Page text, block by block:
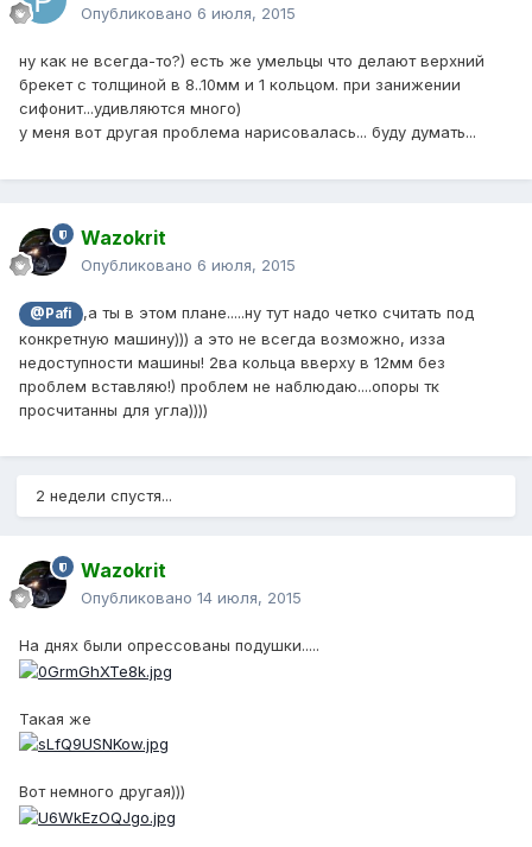
Опубликовано 6 июля, 2015
ну как не всегда-то?) есть же умельцы что делают верхний
брекет с толщиной в 8..10мм и 1 кольцом. при занижении
сифонит...удивляются много)
у меня вот другая проблема нарисовалась... буду думать...
Wazokrit
Опубликовано 6 июля, 2015
@Pafi
,а ты в этом плане.....ну тут надо четко считать под
конкретную машину))) а это не всегда возможно, изза
недоступности машины! 2ва кольца вверху в 12мм без
проблем вставляю!) проблем не наблюдаю....опоры тк
просчитанны для угла))))
2 недели спустя...
Wazokrit
Опубликовано 14 июля, 2015
На днях были опрессованы подушки.....
Такая же
Вот немного другая)))